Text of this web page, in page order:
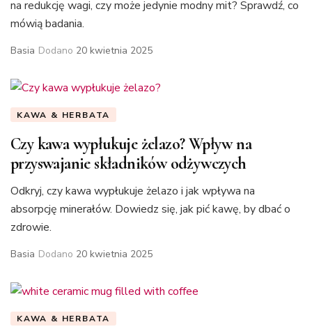
na redukcję wagi, czy może jedynie modny mit? Sprawdź, co
mówią badania.
Basia Dodano 20 kwietnia 2025
KAWA & HERBATA
Czy kawa wypłukuje żelazo? Wpływ na
przyswajanie składników odżywczych
Odkryj, czy kawa wypłukuje żelazo i jak wpływa na
absorpcję minerałów. Dowiedz się, jak pić kawę, by dbać o
zdrowie.
Basia Dodano 20 kwietnia 2025
KAWA & HERBATA